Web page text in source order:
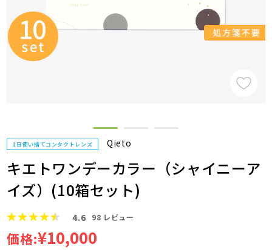
1日使い捨てコンタクトレンズ Qieto
キエトワンデーカラー（シャイニーア
イズ）(10箱セット)
4.6 98 レビュー
価格:¥10,000